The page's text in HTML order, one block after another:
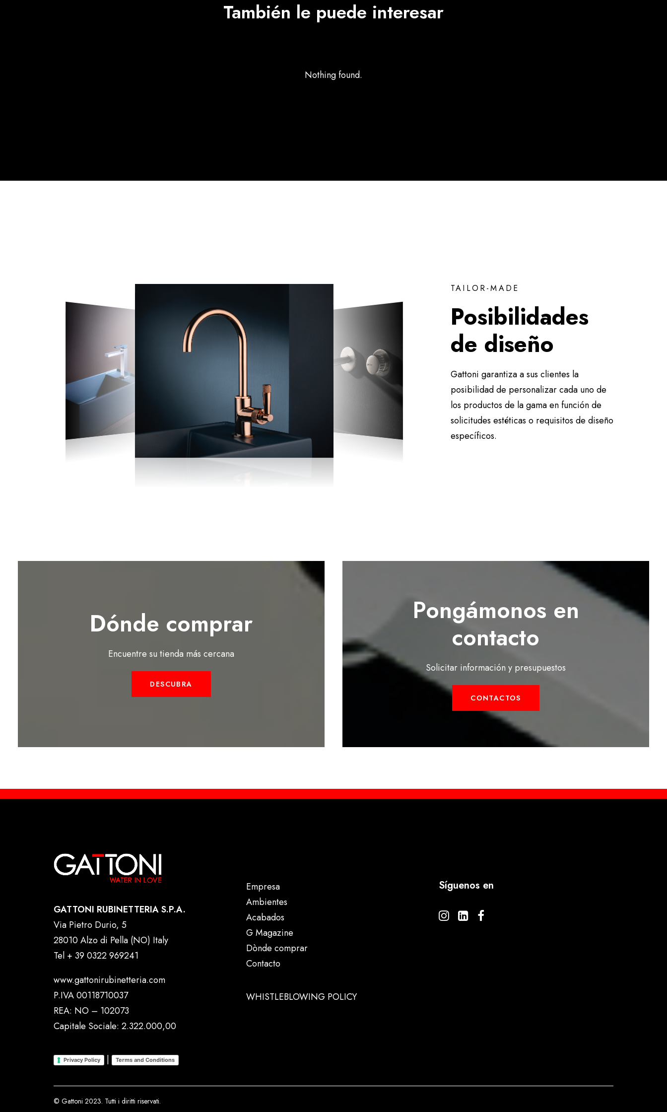
También le puede interesar
Nothing found.
TAILOR-MADE
Posibilidades
de diseño
Gattoni garantiza a sus clientes la
posibilidad de personalizar cada uno de
los productos de la gama en función de
solicitudes estéticas o requisitos de diseño
específicos.
Dónde comprar
Encuentre su tienda más cercana
DESCUBRA
Pongámonos en
contacto
Solicitar información y presupuestos
CONTACTOS
GATTONI RUBINETTERIA S.P.A.
Via Pietro Durio, 5
28010 Alzo di Pella (NO) Italy
Tel + 39 0322 969241
www.gattonirubinetteria.com
P.IVA 00118710037
REA: NO – 102073
Capitale Sociale: 2.322.000,00
Privacy Policy | Terms and Conditions
Empresa
Ambientes
Acabados
G Magazine
Dònde comprar
Contacto
WHISTLEBLOWING POLICY
Síguenos en
© Gattoni 2023. Tutti i diritti riservati.